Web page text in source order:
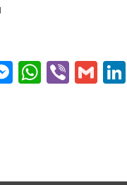
Viber